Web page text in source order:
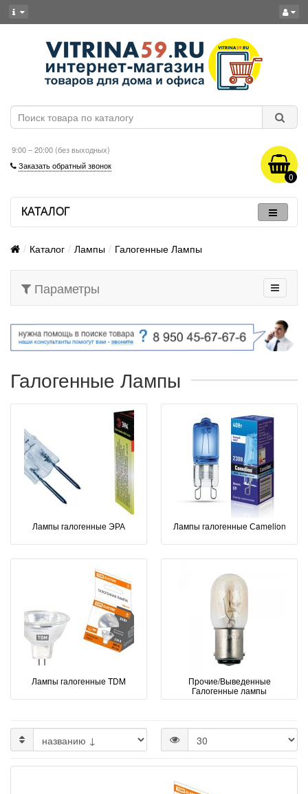
9:00 – 20:00 (без выходных)
Заказать обратный звонок
0
КАТАЛОГ
Каталог Лампы Галогенные Лампы
Параметры
Галогенные Лампы
Лампы галогенные ЭРА Лампы галогенные Сamelion
Лампы галогенные TDM
Прочие/Выведенные
Галогенные лампы